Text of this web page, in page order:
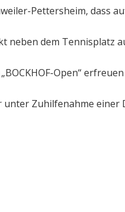
Pettersheim, dass
neben dem Tennisplatz
Open“
Zuhilfenahme einer